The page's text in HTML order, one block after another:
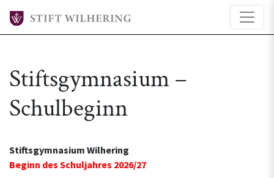
Stiftsgymnasium –
Schulbeginn
Stiftsgymnasium Wilhering
Beginn des Schuljahres 2026/27